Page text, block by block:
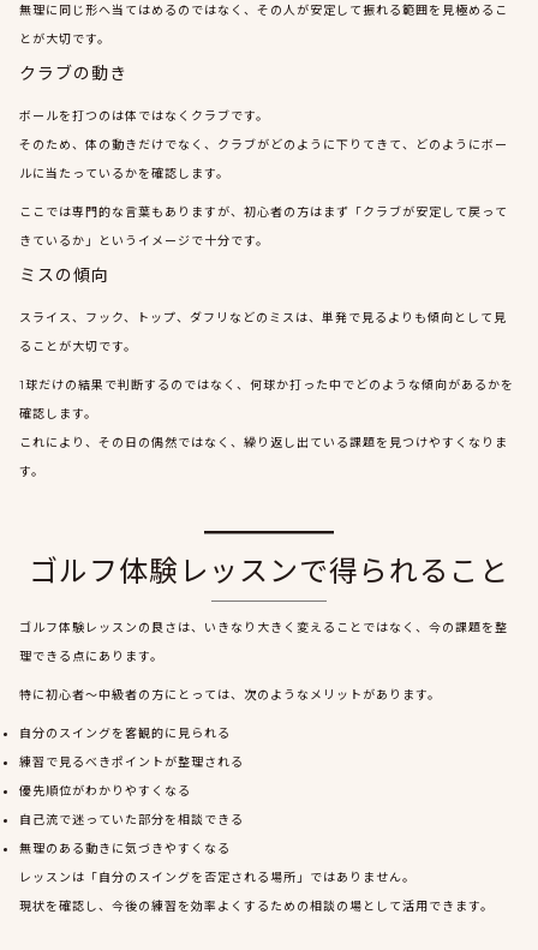
無理に同じ形へ当てはめるのではなく、その人が安定して振れる範囲を見極めるこ
とが大切です。
クラブの動き
ボールを打つのは体ではなくクラブです。
そのため、体の動きだけでなく、クラブがどのように下りてきて、どのようにボー
ルに当たっているかを確認します。
ここでは専門的な言葉もありますが、初心者の方はまず「クラブが安定して戻って
きているか」というイメージで十分です。
ミスの傾向
スライス、フック、トップ、ダフリなどのミスは、単発で見るよりも傾向として見
ることが大切です。
1球だけの結果で判断するのではなく、何球か打った中でどのような傾向があるかを
確認します。
これにより、その日の偶然ではなく、繰り返し出ている課題を見つけやすくなりま
す。
ゴルフ体験レッスンで得られること
ゴルフ体験レッスンの良さは、いきなり大きく変えることではなく、今の課題を整
理できる点にあります。
特に初心者〜中級者の方にとっては、次のようなメリットがあります。
自分のスイングを客観的に見られる
練習で見るべきポイントが整理される
優先順位がわかりやすくなる
自己流で迷っていた部分を相談できる
無理のある動きに気づきやすくなる
レッスンは「自分のスイングを否定される場所」ではありません。
現状を確認し、今後の練習を効率よくするための相談の場として活用できます。